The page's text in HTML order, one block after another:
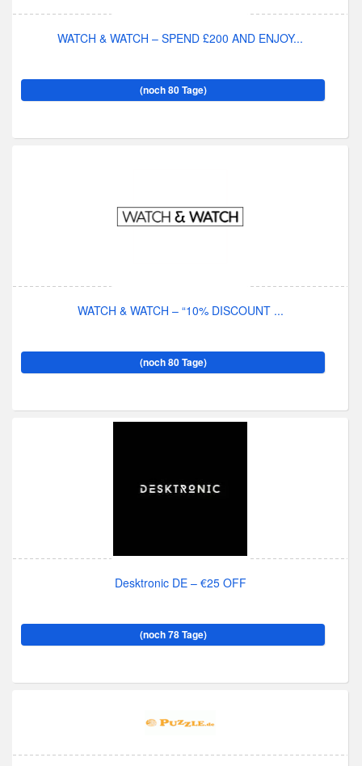
WATCH & WATCH – SPEND £200 AND ENJOY...
(noch 80 Tage)
WATCH & WATCH – “10% DISCOUNT ...
(noch 80 Tage)
Desktronic DE – €25 OFF
(noch 78 Tage)